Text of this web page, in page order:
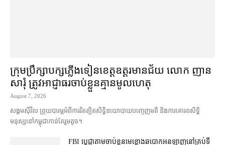
ក្រុមប្រឹក្សា​បក្ស​ភ្លើងទៀន​ខេត្ត​ឧត្ដរមានជ័យ លោក ញាន
សារុំ ត្រូវ​អាជ្ញាធរ​ចាប់ខ្លួន​គ្មាន​មូលហេតុ
August 7, 2026
សង្គម​ស៊ីវិល ព្រួយបារម្ភ​អំពី​ការ​រឹតត្បិត​សិទ្ធិ​នយោបាយ​បញ្ចេញមតិ និង​ការគោរព​សិទ្ធិ
មនុស្ស​នៅ​កម្ពុជា​កាន់តែ​រួម​តូច។
FBI ប្ដេជ្ញា​តាម​ចាប់ខ្លួន​មេខ្លោង​ឆបោក​អនឡាញ​នៅ​គ្រប់​ទី